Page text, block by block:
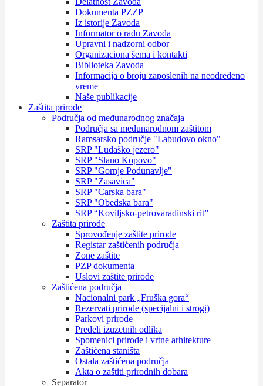
Dokumenta PZZP
Iz istorije Zavoda
Informator o radu Zavoda
Upravni i nadzorni odbor
Organizaciona šema i kontakti
Biblioteka Zavoda
Informacija o broju zaposlenih na neodređeno
vreme
Naše publikacije
Zaštita prirode
Područja od međunarodnog značaja
Područja sa međunarodnom zaštitom
Ramsarsko područje "Labudovo okno"
SRP "Ludaško jezero"
SRP "Slano Kopovo"
SRP "Gornje Podunavlje"
SRP "Zasavica"
SRP "Carska bara"
SRP "Obedska bara"
SRP “Koviljsko-petrovaradinski rit”
Zaštita prirode
Sprovođenje zaštite prirode
Registar zaštićenih područja
Zone zaštite
PZP dokumenta
Uslovi zaštite prirode
Zaštićena područja
Nacionalni park „Fruška gora“
Rezervati prirode (specijalni i strogi)
Parkovi prirode
Predeli izuzetnih odlika
Spomenici prirode i vrtne arhitekture
Zaštićena staništa
Ostala zaštićena područja
Akta o zaštiti prirodnih dobara
Separator